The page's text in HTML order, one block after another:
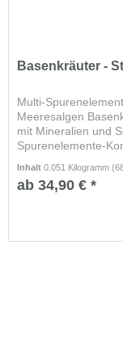
Basenkräuter -
Multi-
Meeresalgen
mit Mineralien und
Spurenelemente-
Inhalt0.051 Kilogramm
ab 34,90 € *